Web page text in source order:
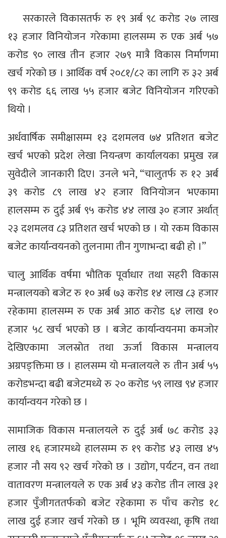
सरकारले विकासतर्फ रु १९ अर्ब ९८ करोड २७ लाख
१३ हजार विनियोजन गरेकामा हालसम्म रु एक अर्ब ५७
करोड ९० लाख तीन हजार २७९ मात्रै विकास निर्माणमा
खर्च गरेको छ । आर्थिक वर्ष २०८१/८२ का लागि रु ३२ अर्ब
९९ करोड ६६ लाख ५५ हजार बजेट विनियोजन गरिएको
थियो ।
अर्धवार्षिक समीक्षासम्म १३ दशमलव ७४ प्रतिशत बजेट
खर्च भएको प्रदेश लेखा नियन्त्रण कार्यालयका प्रमुख रत्न
सुवेदीले जानकारी दिए। उनले भने, “चालुतर्फ रु १२ अर्ब
३९ करोड ८९ लाख ४२ हजार विनियोजन भएकामा
हालसम्म रु दुई अर्ब ९५ करोड ४४ लाख ३० हजार अर्थात्
२३ दशमलव ८३ प्रतिशत खर्च भएको छ । यो रकम विकास
बजेट कार्यान्वयनको तुलनामा तीन गुणाभन्दा बढी हो ।”
चालु आर्थिक वर्षमा भौतिक पूर्वाधार तथा सहरी विकास
मन्त्रालयको बजेट रु १० अर्ब ७३ करोड १४ लाख ८३ हजार
रहेकामा हालसम्म रु एक अर्ब आठ करोड ६४ लाख १०
हजार ५८ खर्च भएको छ । बजेट कार्यान्वयनमा कमजोर
देखिएकामा जलस्रोत तथा ऊर्जा विकास मन्त्रालय
अग्रपङ्क्तिमा छ । हालसम्म यो मन्त्रालयले रु तीन अर्ब ५५
करोडभन्दा बढी बजेटमध्ये रु २० करोड ५९ लाख ९४ हजार
कार्यान्वयन गरेको छ ।
सामाजिक विकास मन्त्रालयले रु दुई अर्ब ७८ करोड ३३
लाख १६ हजारमध्ये हालसम्म रु १९ करोड ४३ लाख ४५
हजार नौ सय ९२ खर्च गरेको छ । उद्योग, पर्यटन, वन तथा
वातावरण मन्त्रालयले रु एक अर्ब ४३ करोड तीन लाख ३१
हजार पुँजीगततर्फको बजेट रहेकामा रु पाँच करोड १८
लाख दुई हजार खर्च गरेको छ । भूमि व्यवस्था, कृषि तथा